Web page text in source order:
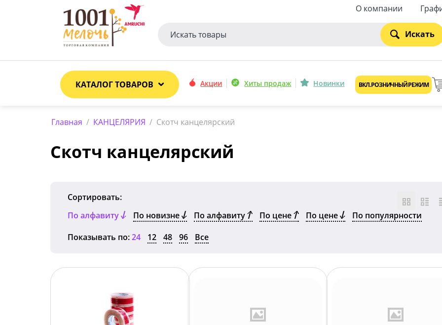
О компании
Искать
КАТАЛОГ ТОВАРОВ Акции Хиты продаж Новинки ВКЛ. РОЗНИЧНЫЙ РЕЖИМ
Главная / КАНЦЕЛЯРИЯ / Скотч канцелярский
Скотч канцелярский
Сортировать:
По алфавиту
По новизне По алфавиту По цене По цене
По популярности
Показывать по:24 12 48 96 Все